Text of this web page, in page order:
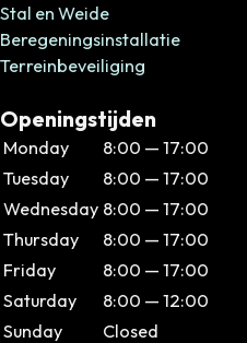
Stal en Weide
Beregeningsinstallatie
Terreinbeveiliging
Openingstijden
Monday
8:00 — 17:00
Tuesday
8:00 — 17:00
Wednesday 8:00 — 17:00
Thursday
8:00 — 17:00
Friday
8:00 — 17:00
Saturday
8:00 — 12:00
Sunday
Closed